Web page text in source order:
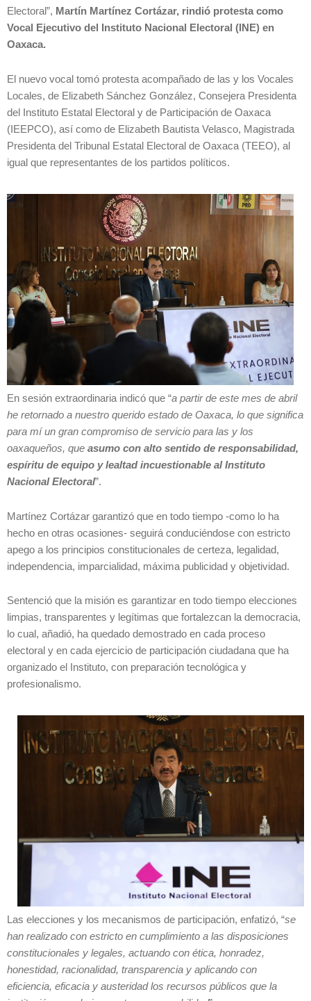
Electoral”, Martín Martínez Cortázar, rindió protesta como
Vocal Ejecutivo del Instituto Nacional Electoral (INE) en
Oaxaca.
El nuevo vocal tomó protesta acompañado de las y los Vocales
Locales, de Elizabeth Sánchez González, Consejera Presidenta
del Instituto Estatal Electoral y de Participación de Oaxaca
(IEEPCO), así como de Elizabeth Bautista Velasco, Magistrada
Presidenta del Tribunal Estatal Electoral de Oaxaca (TEEO), al
igual que representantes de los partidos políticos.
En sesión extraordinaria indicó que “a partir de este mes de abril
he retornado a nuestro querido estado de Oaxaca, lo que significa
para mí un gran compromiso de servicio para las y los
oaxaqueños, que asumo con alto sentido de responsabilidad,
espíritu de equipo y lealtad incuestionable al Instituto
Nacional Electoral”.
Martínez Cortázar garantizó que en todo tiempo -como lo ha
hecho en otras ocasiones- seguirá conduciéndose con estricto
apego a los principios constitucionales de certeza, legalidad,
independencia, imparcialidad, máxima publicidad y objetividad.
Sentenció que la misión es garantizar en todo tiempo elecciones
limpias, transparentes y legítimas que fortalezcan la democracia,
lo cual, añadió, ha quedado demostrado en cada proceso
electoral y en cada ejercicio de participación ciudadana que ha
organizado el Instituto, con preparación tecnológica y
profesionalismo.
Las elecciones y los mecanismos de participación, enfatizó, “se
han realizado con estricto en cumplimiento a las disposiciones
constitucionales y legales, actuando con ética, honradez,
honestidad, racionalidad, transparencia y aplicando con
eficiencia, eficacia y austeridad los recursos públicos que la